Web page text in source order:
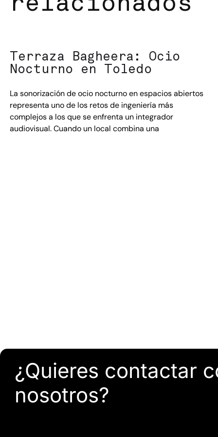
Terraza Bagheera: Ocio
Nocturno en Toledo
La sonorización de ocio nocturno en espacios abiertos
representa uno de los retos de ingeniería más
complejos a los que se enfrenta un integrador
audiovisual. Cuando un local combina una
¿Quieres contactar
nosotros?